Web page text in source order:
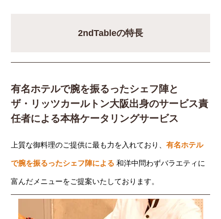
2ndTableの特長
有名ホテルで腕を振るったシェフ陣と
ザ・リッツカールトン大阪出身のサービス責
任者による本格ケータリングサービス
上質な御料理のご提供に最も力を入れており、有名ホテル
で腕を振るったシェフ陣による 和洋中問わずバラエティに
富んだメニューをご提案いたしております。